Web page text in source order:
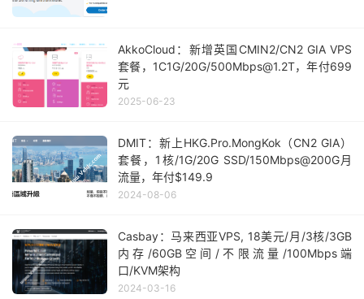
AkkoCloud：新增英国CMIN2/CN2 GIA VPS
套餐，1C1G/20G/500Mbps@1.2T，年付699
元
2025-06-23
DMIT：新上HKG.Pro.MongKok（CN2 GIA）
套餐，1核/1G/20G SSD/150Mbps@200G月
流量，年付$149.9
2024-08-06
Casbay：马来西亚VPS, 18美元/月/3核/3GB
内存/60GB空间/不限流量/100Mbps端
口/KVM架构
2024-03-16